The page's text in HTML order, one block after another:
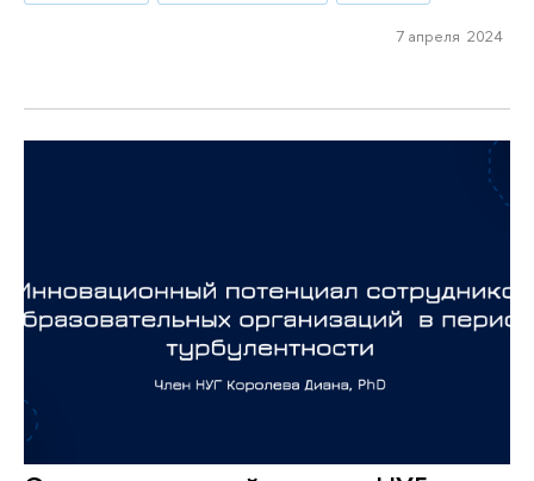
7 апреля 2024